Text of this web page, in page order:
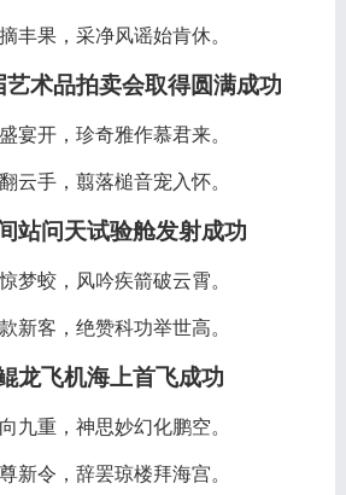
丰果，采净风谣始肯休。
术品拍卖会取得圆满成功
宴开，珍奇雅作慕君来。
云手，翦落槌音宠入怀。
站问天试验舱发射成功
梦蛟，风吟疾箭破云霄。
新客，绝赞科功举世高。
龙飞机海上首飞成功
九重，神思妙幻化鹏空。
新令，辞罢琼楼拜海宫。